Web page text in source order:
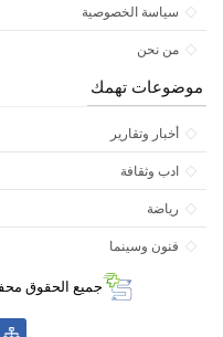
سياسة الخصوصية
من نحن
موضوعات تهمك
أخبار وتقارير
ادب وثقافة
رياضة
فنون وسينما
جميع الحقوق